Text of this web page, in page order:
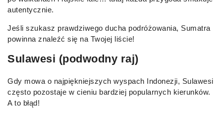
autentycznie.
Jeśli szukasz prawdziwego ducha podróżowania, Sumatra
powinna znaleźć się na Twojej liście!
Sulawesi (podwodny raj)
Gdy mowa o najpiękniejszych wyspach Indonezji, Sulawesi
często pozostaje w cieniu bardziej popularnych kierunków.
A to błąd!